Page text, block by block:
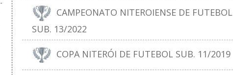
CAMPEONATO NITEROIENSE DE FUTEBOL
SUB. 13/2022
COPA NITERÓI DE FUTEBOL SUB. 11/2019